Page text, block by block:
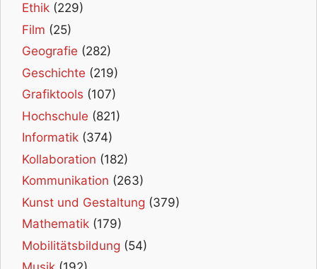
Ethik (229)
Film (25)
Geografie (282)
Geschichte (219)
Grafiktools (107)
Hochschule (821)
Informatik (374)
Kollaboration (182)
Kommunikation (263)
Kunst und Gestaltung (379)
Mathematik (179)
Mobilitätsbildung (54)